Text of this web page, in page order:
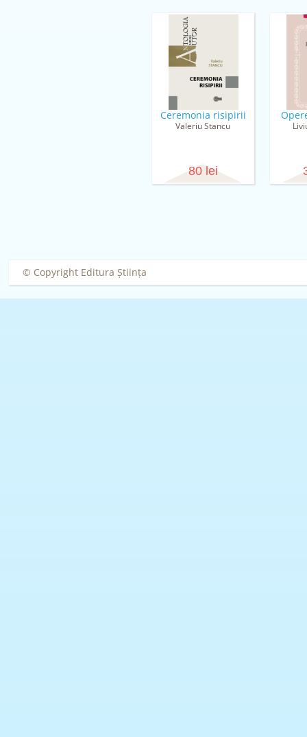
Ceremonia risipirii
Valeriu Stancu
80 lei
© Copyright Editura Știința